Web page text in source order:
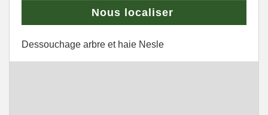
Nous localiser
Dessouchage arbre et haie Nesle